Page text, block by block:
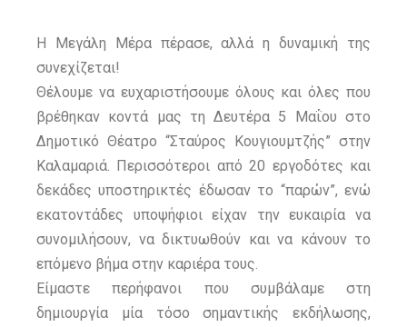
Η Μεγάλη Μέρα πέρασε, αλλά η δυναμική της
συνεχίζεται!
Θέλουμε να ευχαριστήσουμε όλους και όλες που
βρέθηκαν κοντά μας τη Δευτέρα 5 Μαΐου στο
Δημοτικό Θέατρο “Σταύρος Κουγιουμτζής” στην
Καλαμαριά. Περισσότεροι από 20 εργοδότες και
δεκάδες υποστηρικτές έδωσαν το “παρών”, ενώ
εκατοντάδες υποψήφιοι είχαν την ευκαιρία να
συνομιλήσουν, να δικτυωθούν και να κάνουν το
επόμενο βήμα στην καριέρα τους.
Είμαστε περήφανοι που συμβάλαμε στη
δημιουργία μία τόσο σημαντικής εκδήλωσης,